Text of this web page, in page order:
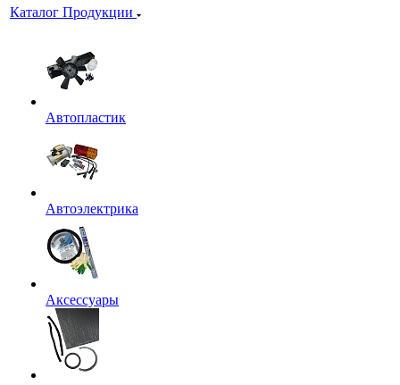
Каталог Продукции
Автопластик
Автоэлектрика
Аксессуары